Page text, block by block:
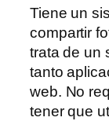
Tiene un
compartir
trata de un
tanto
web. No
tener que